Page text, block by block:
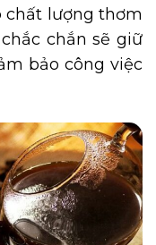
chất lượng thơm
chắn sẽ giữ
bảo công việc